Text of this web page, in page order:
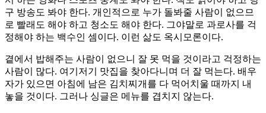
구 방송도 봐야 한다. 개인적으로 누가 돌봐줄 사람이 없으므
로 빨래도 해야 하고 청소도 해야 한다. 그야말로 과로사를 걱
정해야 하는 백수인 셈이다. 이런 삶도 옥시모론이다.
곁에서 밥해주는 사람이 없으니 잘 못 먹을 것이라고 걱정하는
사람이 많다. 여기저기 맛집을 찾아다니며 더 잘 먹는다. 배우
자가 있으면 아침에 남은 김치찌개를 다 먹어치울 때까지 내
놓을 것이다. 그러나 싱글은 메뉴를 겹치지 않는다.